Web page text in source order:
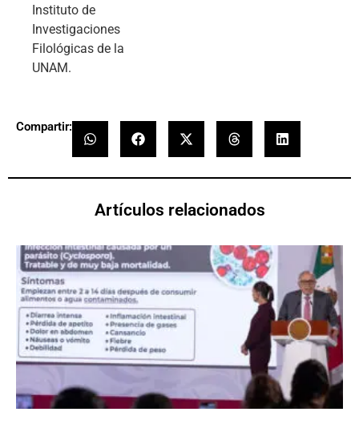
Instituto de
Investigaciones
Filológicas de la
UNAM.
Compartir:
Artículos relacionados